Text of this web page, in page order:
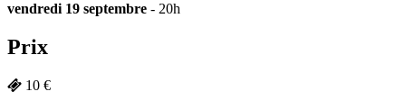
vendredi 19 septembre - 20h
Prix
10 €